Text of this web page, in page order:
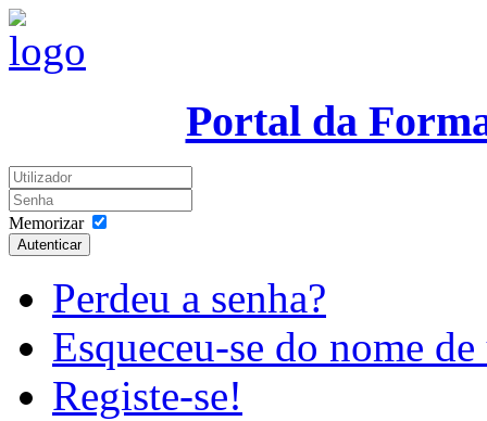
Portal da
Memorizar
Autenticar
Perdeu a senha?
Esqueceu-se do nome
Registe-se!